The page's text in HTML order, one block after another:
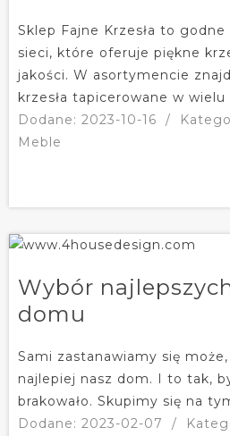
Sklep Fajne Krzesła to
sieci, które oferuje piękne
jakości. W asortymencie
krzesła tapicerowane w wielu
Dodane: 2023-10-16
/
Meble
Wybór
domu
Sami zastanawiamy się
najlepiej nasz dom. I to tak,
brakowało. Skupimy się na
Dodane: 2023-02-07
/